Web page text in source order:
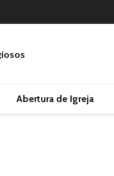
Abertura de Igreja